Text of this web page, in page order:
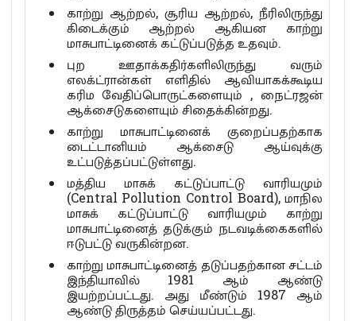
காற்று ஆற்றல், சூரிய ஆற்றல், நீரிலிருந்து
கிடைக்கும் ஆற்றல் ஆகியன காற்று
மாசுபாட்டினைக் கட்டுப்படுத்த உதவும்.
புற ஊதாக்கதிர்களிலிருந்து வரும்
எலக்ட்ரான்கள் எளிதில் ஆவியாகக்கூடிய
கரிம வேதிப்பொருட்களையும் , நைட்ரஜன்
ஆக்சைடுகளையும் சிதைக்கின்றது.
காற்று மாசுபாட்டினைக் குறைப்பதற்காக
டைட்டானியம் ஆக்சைடு ஆய்வுக்கு
உட்படுத்தப்பட்டுள்ளது.
மத்திய மாசுக் கட்டுப்பாட்டு வாரியமும்
(Central Pollution Control Board), மாநில
மாசுக் கட்டுப்பாட்டு வாரியமும் காற்று
மாசுபாட்டினைத் தடுக்கும் நடவடிக்கைகளில்
ஈடுபட்டு வருகின்றன.
காற்று மாசுபாட்டினைத் தடுப்பதற்கான சட்டம்
இந்தியாவில் 1981 ஆம் ஆண்டு
இயற்றப்பட்டது. அது மீண்டும் 1987 ஆம்
ஆண்டு திருத்தம் செய்யப்பட்டது.